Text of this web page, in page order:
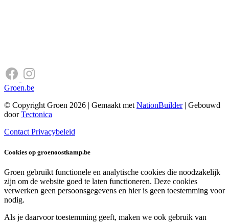
Groen.be
© Copyright Groen 2026 | Gemaakt met NationBuilder| Gebouwd
doorTectonica
Contact Privacybeleid
Cookies op groenoostkamp.be
Groen gebruikt functionele en analytische cookies die noodzakelijk
zijn om de website goed te laten functioneren. Deze cookies
verwerken geen persoonsgegevens en hier is geen toestemming voor
nodig.
Als je daarvoor toestemming geeft, maken we ook gebruik van